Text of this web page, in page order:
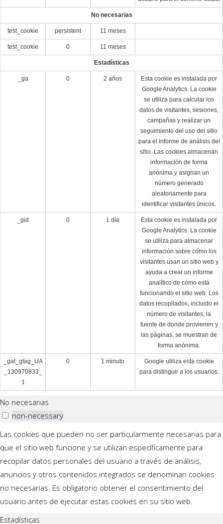
No necesarias
test_cookie persistent 11 meses
test_cookie 0 11 meses
Estadísticas
_ga 0 2 años
Esta cookie es instalada por
Google Analytics. La cookie
se utiliza para calcular los
datos de visitantes, sesiones,
campañas y realizar un
seguimiento del uso del sitio
para el informe de análisis del
sitio. Las cookies almacenan
información de forma
anónima y asignan un
número generado
aleatoriamente para
identificar visitantes únicos.
_gid 0 1 día
Esta cookie es instalada por
Google Analytics. La cookie
se utiliza para almacenar
información sobre cómo los
visitantes usan un sitio web y
ayuda a crear un informe
analítico de cómo está
funcionando el sitio web. Los
datos recopilados, incluido el
número de visitantes, la
fuente de donde provienen y
las páginas, se muestran de
forma anónima.
_gat_gtag_UA
_130970833_
1
0 1 minuto
Google utiliza esta cookie
para distinguir a los usuarios.
No necesarias
non-necessary
Las cookies que pueden no ser particularmente necesarias para
que el sitio web funcione y se utilizan específicamente para
recopilar datos personales del usuario a través de análisis,
anuncios y otros contenidos integrados se denominan cookies
no necesarias. Es obligatorio obtener el consentimiento del
usuario antes de ejecutar estas cookies en su sitio web.
Estadísticas